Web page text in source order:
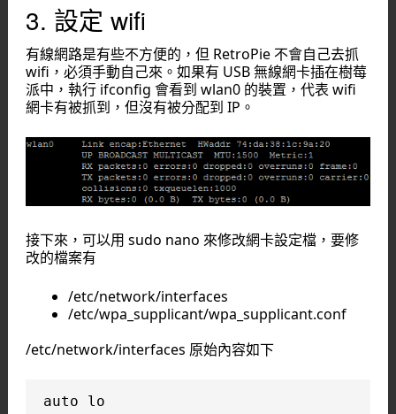
3. 設定 wifi
有線網路是有些不方便的，但 RetroPie 不會自己去抓
wifi，必須手動自己來。如果有 USB 無線網卡插在樹莓
派中，執行 ifconfig 會看到 wlan0 的裝置，代表 wifi
網卡有被抓到，但沒有被分配到 IP。
接下來，可以用 sudo nano 來修改網卡設定檔，要修
改的檔案有
/etc/network/interfaces
/etc/wpa_supplicant/wpa_supplicant.conf
/etc/network/interfaces 原始內容如下
auto lo